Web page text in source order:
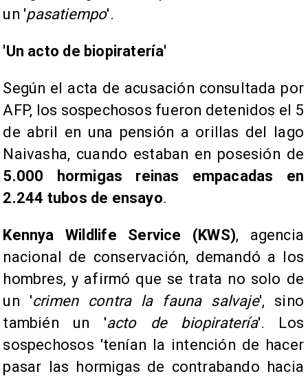
un 'pasatiempo'.
'Un acto de biopiratería'
Según el acta de acusación consultada por
AFP, los sospechosos fueron detenidos el 5
de abril en una pensión a orillas del lago
Naivasha, cuando estaban en posesión de
5.000 hormigas reinas empacadas en
2.244 tubos de ensayo.
Kennya Wildlife Service (KWS), agencia
nacional de conservación, demandó a los
hombres, y afirmó que se trata no solo de
un 'crimen contra la fauna salvaje', sino
también un 'acto de biopiratería'. Los
sospechosos 'tenían la intención de hacer
pasar las hormigas de contrabando hacia